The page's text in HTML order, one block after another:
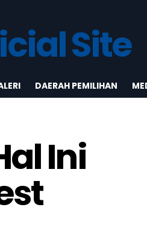
DAERAH PEMILIHAN
Ini